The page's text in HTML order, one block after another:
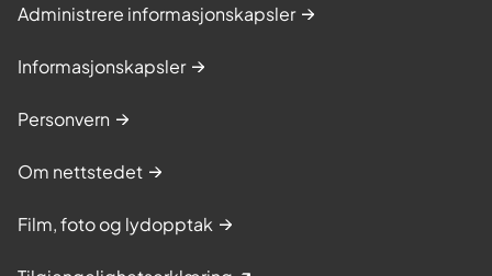
Administrere informasjonskapsler
Informasjonskapsler
Personvern
Om nettstedet
Film, foto og lydopptak